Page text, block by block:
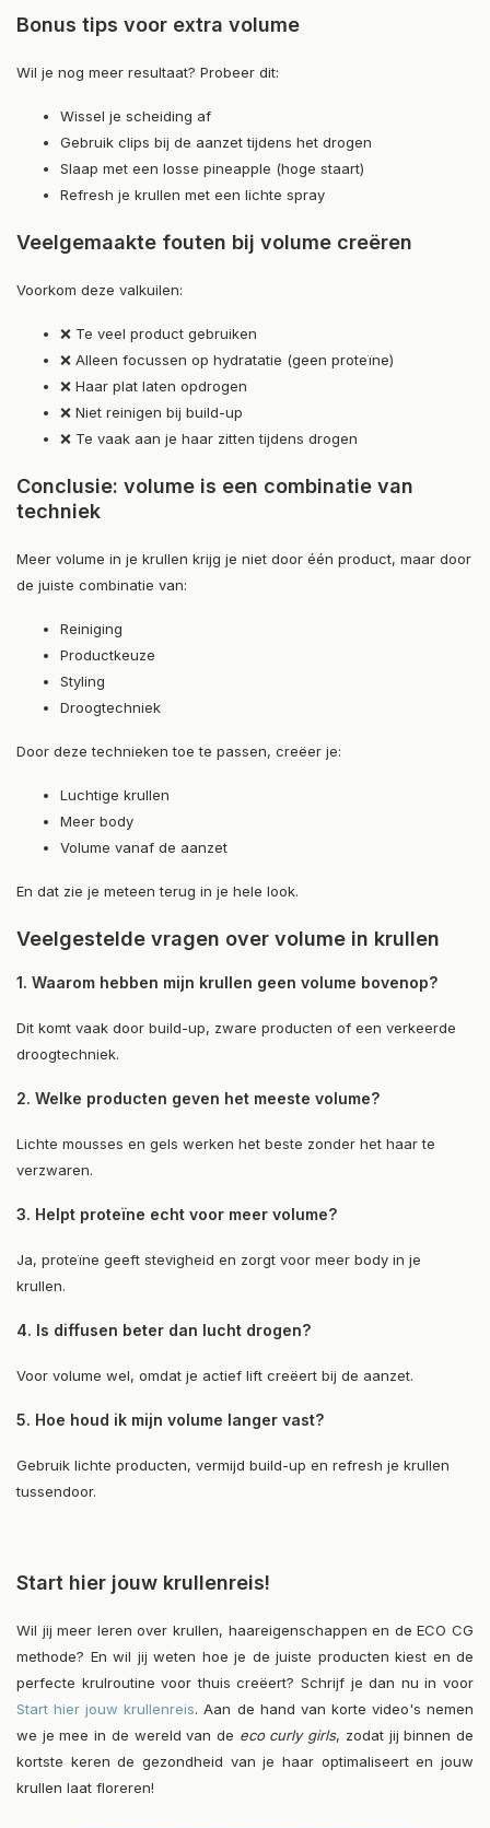
Bonus tips voor extra volume
Wil je nog meer resultaat? Probeer dit:
Wissel je scheiding af
Gebruik clips bij de aanzet tijdens het drogen
Slaap met een losse pineapple (hoge staart)
Refresh je krullen met een lichte spray
Veelgemaakte fouten bij volume creëren
Voorkom deze valkuilen:
❌ Te veel product gebruiken
❌ Alleen focussen op hydratatie (geen proteïne)
❌ Haar plat laten opdrogen
❌ Niet reinigen bij build-up
❌ Te vaak aan je haar zitten tijdens drogen
Conclusie: volume is een combinatie van
techniek
Meer volume in je krullen krijg je niet door één product, maar door
de juiste combinatie van:
Reiniging
Productkeuze
Styling
Droogtechniek
Door deze technieken toe te passen, creëer je:
Luchtige krullen
Meer body
Volume vanaf de aanzet
En dat zie je meteen terug in je hele look.
Veelgestelde vragen over volume in krullen
1. Waarom hebben mijn krullen geen volume bovenop?
Dit komt vaak door build-up, zware producten of een verkeerde
droogtechniek.
2. Welke producten geven het meeste volume?
Lichte mousses en gels werken het beste zonder het haar te
verzwaren.
3. Helpt proteïne echt voor meer volume?
Ja, proteïne geeft stevigheid en zorgt voor meer body in je
krullen.
4. Is diffusen beter dan lucht drogen?
Voor volume wel, omdat je actief lift creëert bij de aanzet.
5. Hoe houd ik mijn volume langer vast?
Gebruik lichte producten, vermijd build-up en refresh je krullen
tussendoor.
Start hier jouw krullenreis!
Wil jij meer leren over krullen, haareigenschappen en de ECO CG
methode? En wil jij weten hoe je de juiste producten kiest en de
perfecte krulroutine voor thuis creëert? Schrijf je dan nu in voor
Start hier jouw krullenreis. Aan de hand van korte video's nemen
we je mee in de wereld van de eco curly girls, zodat jij binnen de
kortste keren de gezondheid van je haar optimaliseert en jouw
krullen laat floreren!